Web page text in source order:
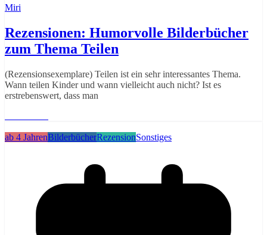
Miri
Rezensionen: Humorvolle Bilderbücher
zum Thema Teilen
(Rezensionsexemplare) Teilen ist ein sehr interessantes Thema.
Wann teilen Kinder und wann vielleicht auch nicht? Ist es
erstrebenswert, dass man
ab 4 JahrenBilderbücherRezensionSonstiges